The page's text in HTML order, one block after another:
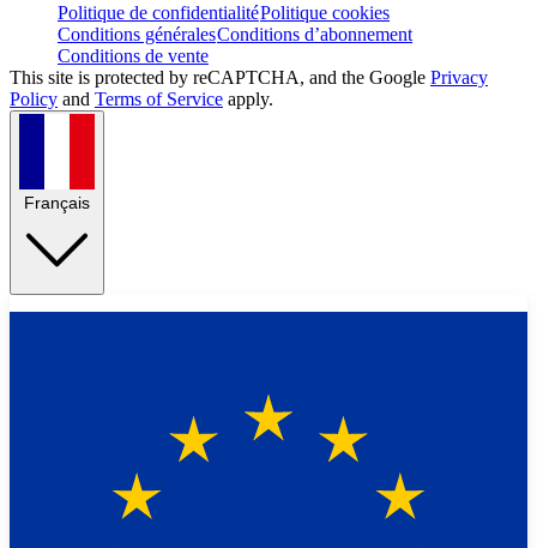
Politique de confidentialitéPolitique cookies
Conditions généralesConditions d’abonnement
Conditions de vente
This site is protected by reCAPTCHA, and the Google Privacy
Policy and Terms of Service apply.
Français